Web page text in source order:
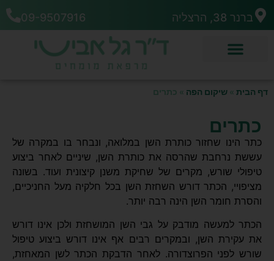
ברנר 38, הרצליה 09-9507916
דף הבית » שיקום הפה » כתרים
כתרים
כתר הינו שחזור כותרת השן במלואה, ונבחר בו במקרה של
עששת נרחבת שהרסה את כותרת השן, שיניים לאחר ביצוע
טיפולי שורש, מקרים של שחיקת משנן קיצונית ועוד. בשונה
מציפויי, הכתר דורש השחזת השן בכל חלקיה מעל החניכיים,
והסרת חומר השן הינה רבה יותר.
הכתר למעשה מודבק על גבי השן המושחזת ולכן אינו דורש
את עקירת השן, ובמקרים רבים אף אינו דורש ביצוע טיפול
שורש לפני הפרוצדורה. לאחר הדבקת הכתר לשן המאחזת,